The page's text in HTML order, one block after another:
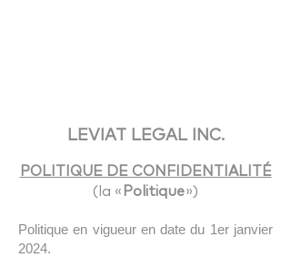
LEVIAT LEGAL INC.
POLITIQUE DE CONFIDENTIALITÉ
(la « Politique»)
Politique en vigueur en date du 1er janvier
2024.